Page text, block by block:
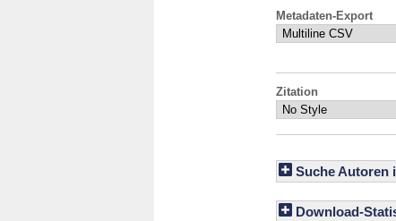
Metadaten-Export
Zitation
Suche Autoren
Download-